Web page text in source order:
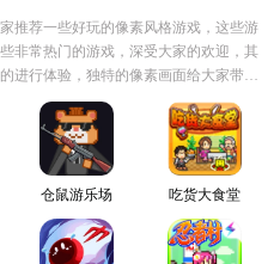
推荐一些好玩的像素风格游戏，这些游
非常热门的游戏，深受大家的欢迎，其
进行体验，独特的像素画面给大家带来
，鼓励玩家去探索、交互和建造，喜欢
仓鼠游乐场
手机版
吃货大食堂
汉化版